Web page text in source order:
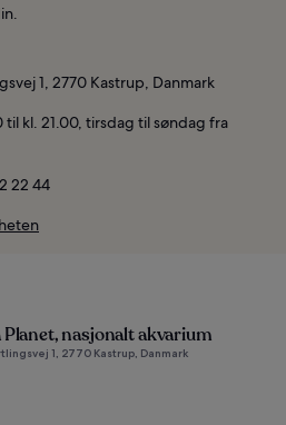
1, 2770 Kastrup, Danmark
til kl. 21.00, tirsdag til søndag fra
22 44
Planet, nasjonalt akvarium
1, 2770 Kastrup, Danmark